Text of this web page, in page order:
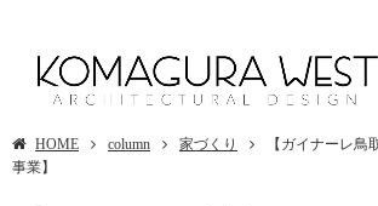
HOME column 家づくり
【ガイナーレ鳥
事業】